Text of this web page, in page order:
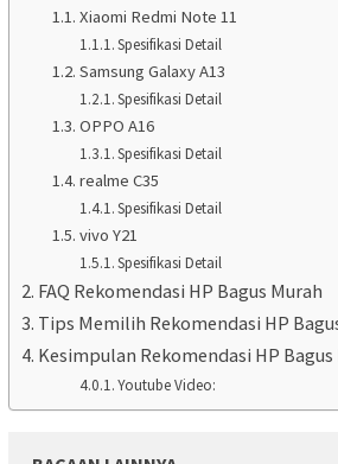
Xiaomi Redmi Note 11
Spesifikasi Detail
Samsung Galaxy A13
Spesifikasi Detail
OPPO A16
Spesifikasi Detail
realme C35
Spesifikasi Detail
vivo Y21
Spesifikasi Detail
FAQ Rekomendasi HP Bagus Murah
Tips Memilih Rekomendasi HP
Kesimpulan Rekomendasi HP Bagus
Youtube Video: